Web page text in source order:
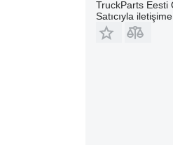
TruckParts Eesti
Satıcıyla